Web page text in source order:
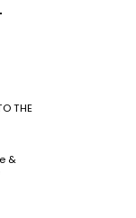
THE
&